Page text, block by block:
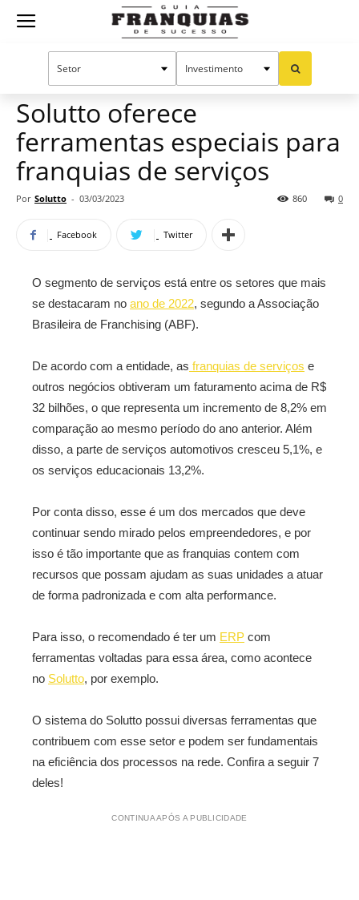
Guia
Manual do sucesso
Solutto oferece
ferramentas especiais para
franquias de serviços
Por Solutto - 03/03/2023 0
860
Facebook Twitter
O segmento de serviços está entre os setores que mais
se destacaram no ano de 2022, segundo a Associação
Brasileira de Franchising (ABF).
De acordo com a entidade, as franquias de serviços e
outros negócios obtiveram um faturamento acima de R$
32 bilhões, o que representa um incremento de 8,2% em
comparação ao mesmo período do ano anterior. Além
disso, a parte de serviços automotivos cresceu 5,1%, e
os serviços educacionais 13,2%.
Por conta disso, esse é um dos mercados que deve
continuar sendo mirado pelos empreendedores, e por
isso é tão importante que as franquias contem com
recursos que possam ajudam as suas unidades a atuar
de forma padronizada e com alta performance.
Para isso, o recomendado é ter um ERP com
ferramentas voltadas para essa área, como acontece
no Solutto, por exemplo.
O sistema do Solutto possui diversas ferramentas que
contribuem com esse setor e podem ser fundamentais
na eficiência dos processos na rede. Confira a seguir 7
deles!
CONTINUA APÓS A PUBLICIDADE